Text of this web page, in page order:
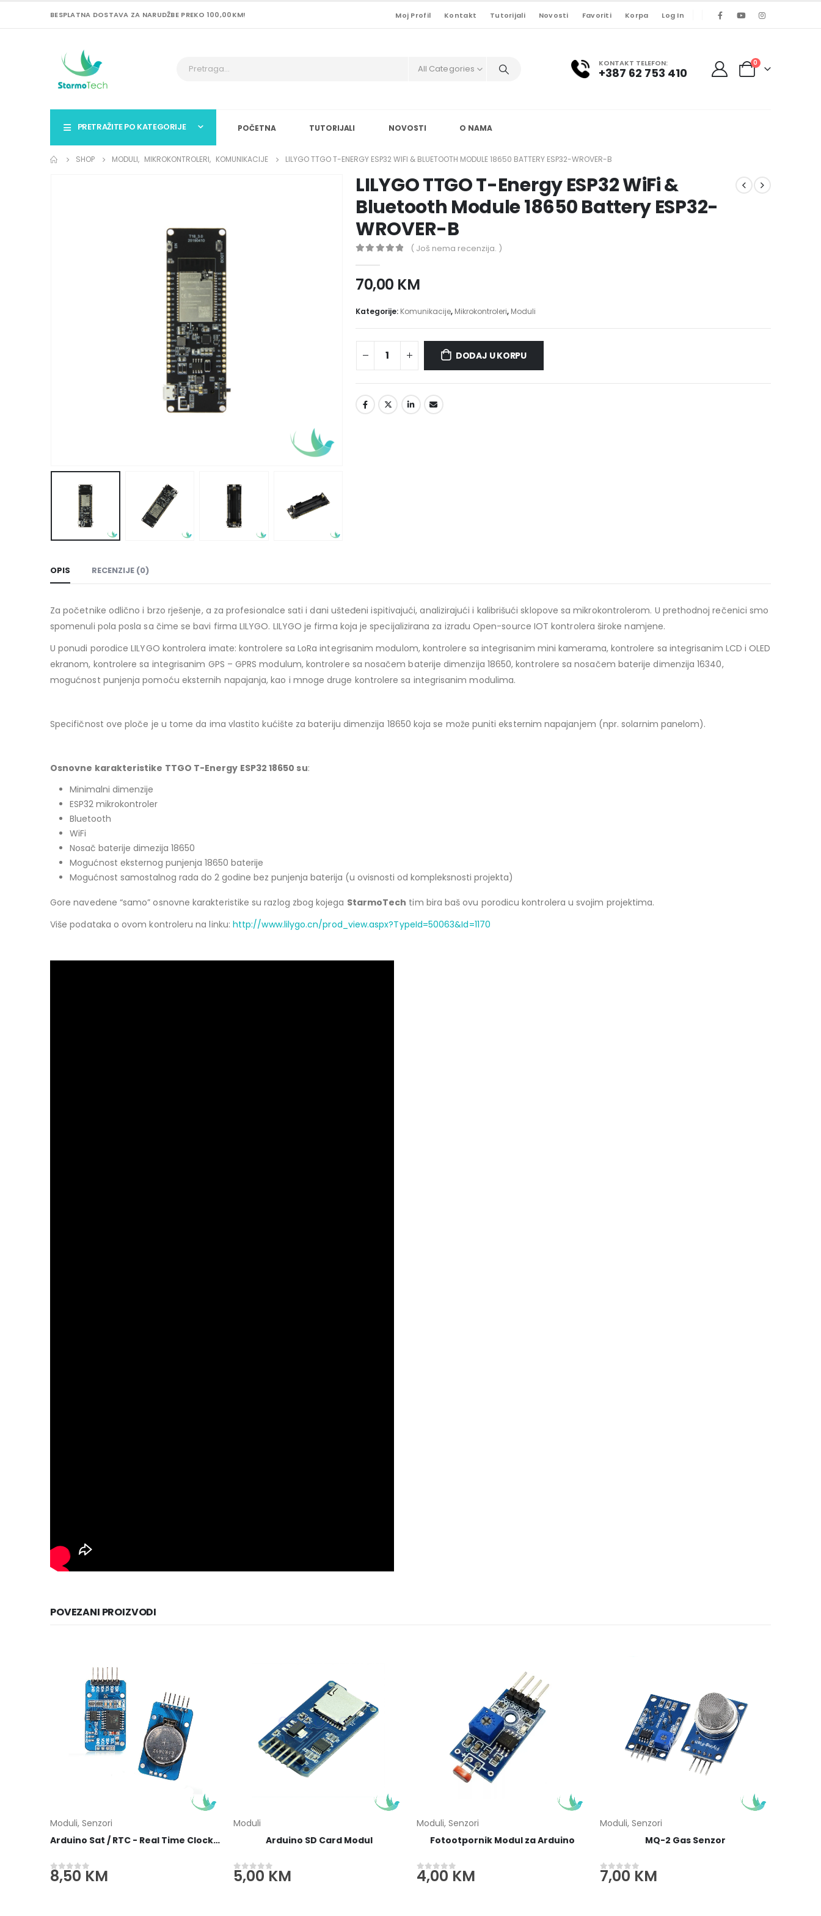
BESPLATNA DOSTAVA ZA NARUDŽBE PREKO 100,00KM! Moj Profil Kontakt Tutorijali Novosti Favoriti Korpa Log In
All Categories KONTAKT TELEFON:
+387 62 753 410
0
PRETRAŽITE PO KATEGORIJE POČETNA TUTORIJALI NOVOSTI O NAMA
SHOP MODULI, MIKROKONTROLERI, KOMUNIKACIJE LILYGO TTGO T-ENERGY ESP32 WIFI & BLUETOOTH MODULE 18650 BATTERY ESP32-WROVER-B
LILYGO TTGO T-Energy ESP32 WiFi &
Bluetooth Module 18650 Battery ESP32-
WROVER-B
( Još nema recenzija. )
70,00 KM
Kategorije: Komunikacije, Mikrokontroleri, Moduli
DODAJ U KORPU
OPIS RECENZIJE (0)
Za početnike odlično i brzo rješenje, a za profesionalce sati i dani ušteđeni ispitivajući, analizirajući i kalibrišući sklopove sa mikrokontrolerom. U prethodnoj rečenici smo
spomenuli pola posla sa čime se bavi firma LILYGO. LILYGO je firma koja je specijalizirana za izradu Open-source IOT kontrolera široke namjene.
U ponudi porodice LILYGO kontrolera imate: kontrolere sa LoRa integrisanim modulom, kontrolere sa integrisanim mini kamerama, kontrolere sa integrisanim LCD i OLED
ekranom, kontrolere sa integrisanim GPS – GPRS modulum, kontrolere sa nosačem baterije dimenzija 18650, kontrolere sa nosačem baterije dimenzija 16340,
mogućnost punjenja pomoću eksternih napajanja, kao i mnoge druge kontrolere sa integrisanim modulima.
Specifičnost ove ploče je u tome da ima vlastito kućište za bateriju dimenzija 18650 koja se može puniti eksternim napajanjem (npr. solarnim panelom).
Osnovne karakteristike TTGO T-Energy ESP32 18650 su:
Minimalni dimenzije
ESP32 mikrokontroler
Bluetooth
WiFi
Nosač baterije dimezija 18650
Mogućnost eksternog punjenja 18650 baterije
Mogućnost samostalnog rada do 2 godine bez punjenja baterija (u ovisnosti od kompleksnosti projekta)
Gore navedene “samo” osnovne karakteristike su razlog zbog kojega StarmoTech tim bira baš ovu porodicu kontrolera u svojim projektima.
Više podataka o ovom kontroleru na linku: http://www.lilygo.cn/prod_view.aspx?TypeId=50063&Id=1170
POVEZANI PROIZVODI
Moduli, Senzori
Arduino Sat / RTC - Real Time Clock DS3231
0out of 5
8,50KM
Moduli
Arduino SD Card Modul
0out of 5
5,00KM
Moduli, Senzori
Fotootpornik Modul za Arduino
0out of 5
4,00KM
Moduli, Senzori
MQ-2 Gas Senzor
0out of 5
7,00KM